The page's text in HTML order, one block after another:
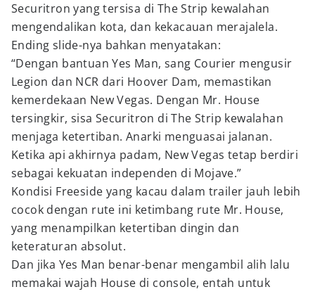
Securitron yang tersisa di The Strip kewalahan
mengendalikan kota, dan kekacauan merajalela.
Ending slide-nya bahkan menyatakan:
“Dengan bantuan Yes Man, sang Courier mengusir
Legion dan NCR dari Hoover Dam, memastikan
kemerdekaan New Vegas. Dengan Mr. House
tersingkir, sisa Securitron di The Strip kewalahan
menjaga ketertiban. Anarki menguasai jalanan.
Ketika api akhirnya padam, New Vegas tetap berdiri
sebagai kekuatan independen di Mojave.”
Kondisi Freeside yang kacau dalam trailer jauh lebih
cocok dengan rute ini ketimbang rute Mr. House,
yang menampilkan ketertiban dingin dan
keteraturan absolut.
Dan jika Yes Man benar-benar mengambil alih lalu
memakai wajah House di console, entah untuk